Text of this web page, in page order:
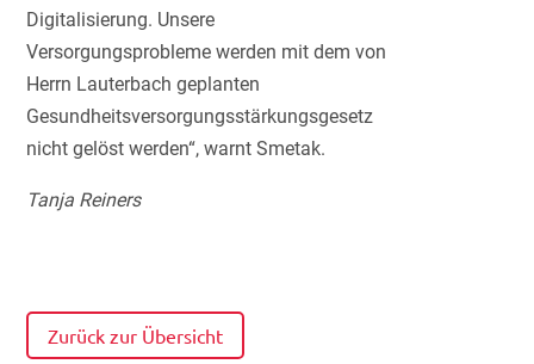
Digitalisierung. Unsere
Versorgungsprobleme werden mit dem von
Herrn Lauterbach geplanten
Gesundheitsversorgungsstärkungsgesetz
nicht gelöst werden“, warnt Smetak.
Tanja Reiners
Zurück zur Übersicht